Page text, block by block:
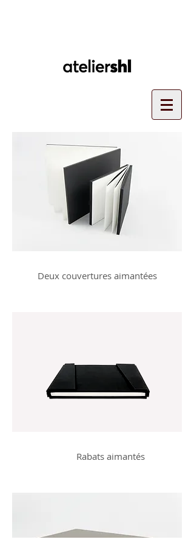
Deux couvertures aimantées
Rabats aimantés